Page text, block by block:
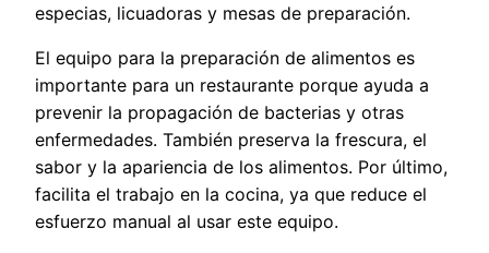
especias, licuadoras y mesas de preparación.
El equipo para la preparación de alimentos es
importante para un restaurante porque ayuda a
prevenir la propagación de bacterias y otras
enfermedades. También preserva la frescura, el
sabor y la apariencia de los alimentos. Por último,
facilita el trabajo en la cocina, ya que reduce el
esfuerzo manual al usar este equipo.